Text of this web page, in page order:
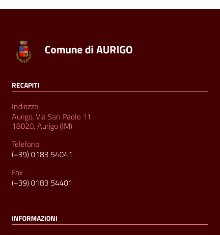
Comune di AURIGO
RECAPITI
Indirizzo
Aurigo, Via San Paolo 11
18020, Aurigo (IM)
Telefono
(+39) 0183 54041
Fax
(+39) 0183 54401
INFORMAZIONI